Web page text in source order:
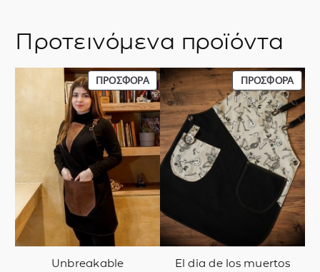
Προτεινόμενα προϊόντα
ΠΡΟΣΦΟΡΆΠΡΟΪΌΝ
ΣΕ
ΠΡΟΣΦΟΡΆ
Unbreakable
ΠΡΟΣΦΟΡΆ
ΣΕ
El dia de los muertos